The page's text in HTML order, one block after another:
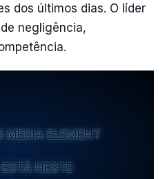
dos últimos dias. O líder
negligência,
MEDIA ELEMENT
NESTE